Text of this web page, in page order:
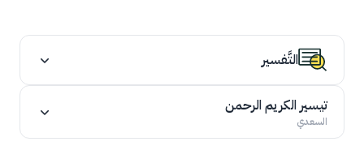
التَّفسير
تيسير الكريم الرحمن
السعدي